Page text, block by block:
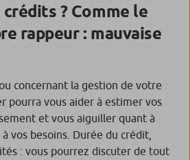
? Comme le
rappeur : mauvaise
concernant la gestion de votre
pourra vous aider à estimer vos
et vous aiguiller quant à
vos besoins. Durée du crédit,
: vous pourrez discuter de tout